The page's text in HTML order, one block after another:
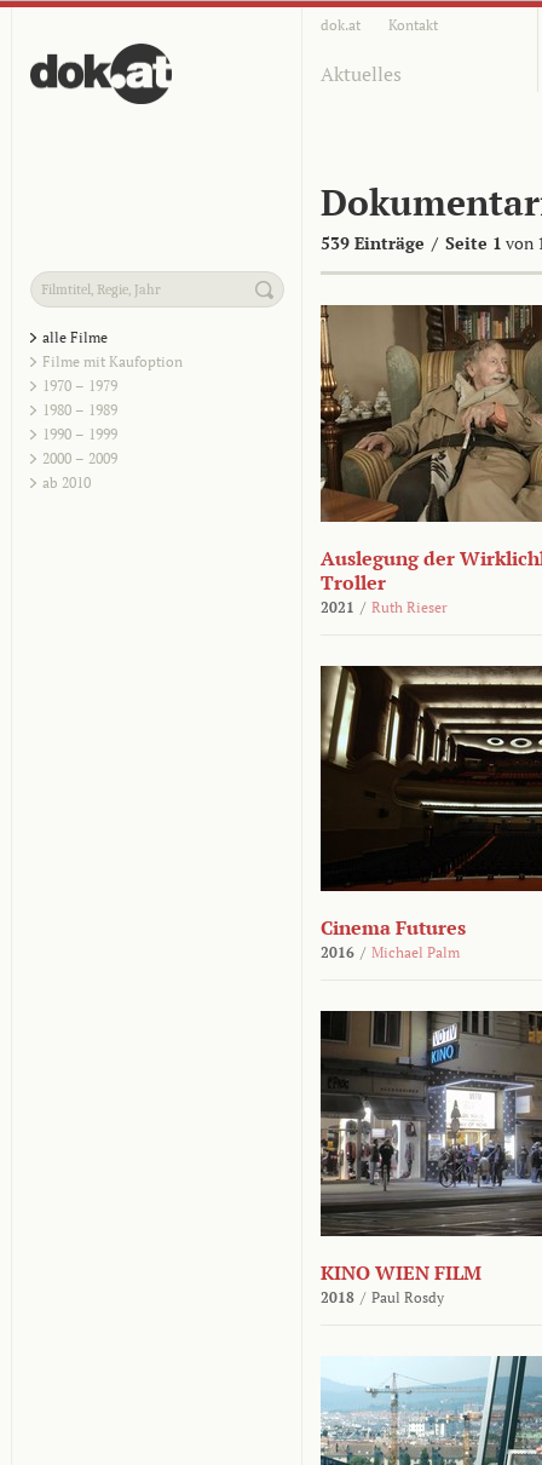
dok.at Kontakt
Aktuelles
539 Einträge / Seite 1 von
alle Filme
Filme mit Kaufoption
1970 – 1979
1980 – 1989
1990 – 1999
2000 – 2009
ab 2010
Auslegung der
Troller
2021 / Ruth Rieser
Cinema Futures
2016 / Michael Palm
KINO WIEN FILM
2018 / Paul Rosdy